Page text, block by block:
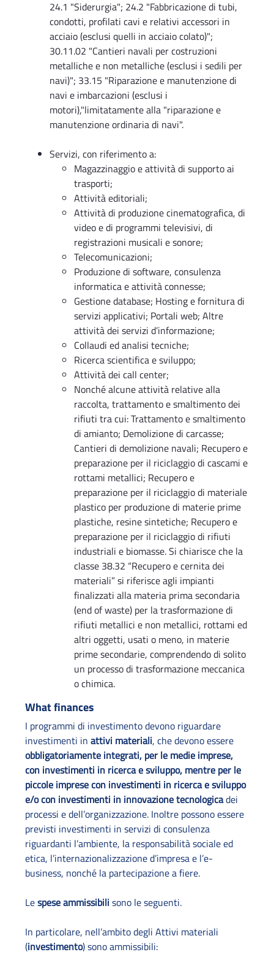
24.1 "Siderurgia"; 24.2 "Fabbricazione di tubi,
condotti, profilati cavi e relativi accessori in
acciaio (esclusi quelli in acciaio colato)";
30.11.02 "Cantieri navali per costruzioni
metalliche e non metalliche (esclusi i sedili per
navi)"; 33.15 "Riparazione e manutenzione di
navi e imbarcazioni (esclusi i
motori),"limitatamente alla "riparazione e
manutenzione ordinaria di navi".
Servizi, con riferimento a:
Magazzinaggio e attività di supporto ai
trasporti;
Attività editoriali;
Attività di produzione cinematografica, di
video e di programmi televisivi, di
registrazioni musicali e sonore;
Telecomunicazioni;
Produzione di software, consulenza
informatica e attività connesse;
Gestione database; Hosting e fornitura di
servizi applicativi; Portali web; Altre
attività dei servizi d’informazione;
Collaudi ed analisi tecniche;
Ricerca scientifica e sviluppo;
Attività dei call center;
Nonché alcune attività relative alla
raccolta, trattamento e smaltimento dei
rifiuti tra cui: Trattamento e smaltimento
di amianto; Demolizione di carcasse;
Cantieri di demolizione navali; Recupero e
preparazione per il riciclaggio di cascami e
rottami metallici; Recupero e
preparazione per il riciclaggio di materiale
plastico per produzione di materie prime
plastiche, resine sintetiche; Recupero e
preparazione per il riciclaggio di rifiuti
industriali e biomasse. Si chiarisce che la
classe 38.32 “Recupero e cernita dei
materiali” si riferisce agli impianti
finalizzati alla materia prima secondaria
(end of waste) per la trasformazione di
rifiuti metallici e non metallici, rottami ed
altri oggetti, usati o meno, in materie
prime secondarie, comprendendo di solito
un processo di trasformazione meccanica
o chimica.
What finances
I programmi di investimento devono riguardare
investimenti in attivi materiali, che devono essere
obbligatoriamente integrati, per le medie imprese,
con investimenti in ricerca e sviluppo, mentre per le
piccole imprese con investimenti in ricerca e sviluppo
e/o con investimenti in innovazione tecnologicadei
processi e dell’organizzazione. Inoltre possono essere
previsti investimenti in servizi di consulenza
riguardanti l’ambiente, la responsabilità sociale ed
etica, l’internazionalizzazione d’impresa e l’e-
business, nonché la partecipazione a fiere.
Lespese ammissibili sono le seguenti.
In particolare, nell’ambito degli Attivi materiali
(investimento) sono ammissibili: